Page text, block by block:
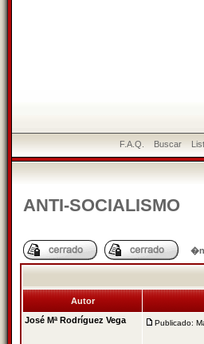
F.A.Q. Buscar
ANTI-SOCIALISMO
Autor
José Mª Rodríguez Vega
Publicado: